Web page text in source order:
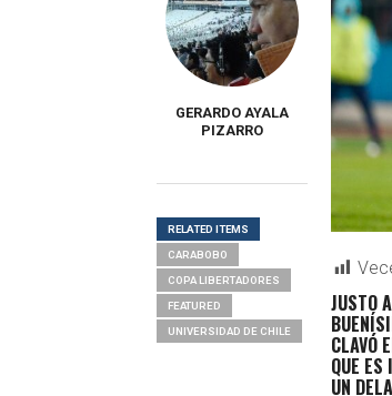
JUSTO
CLAVÓ
QUE
UN
GERARDO AYALA
PIZARRO
RELATED ITEMS
CARABOBO
COPA LIBERTADORES
FEATURED
UNIVERSIDAD DE CHILE